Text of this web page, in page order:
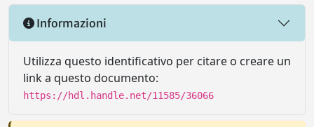
Informazioni
Utilizza questo identificativo per citare o creare un
link a questo documento:
https://hdl.handle.net/11585/36066